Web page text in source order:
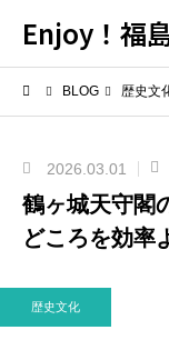
Enjoy！福
BLOG 歴史文
2026.03.01
鶴ヶ城天守閣
どころを効率
歴史文化